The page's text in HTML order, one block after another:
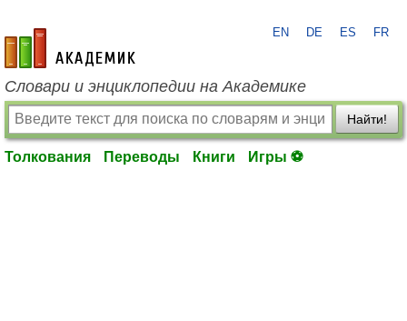
academic.ru
EN DE ES FR
Словари и энциклопедии на Академике
Найти!
Толкования Переводы Книги Игры ⚽